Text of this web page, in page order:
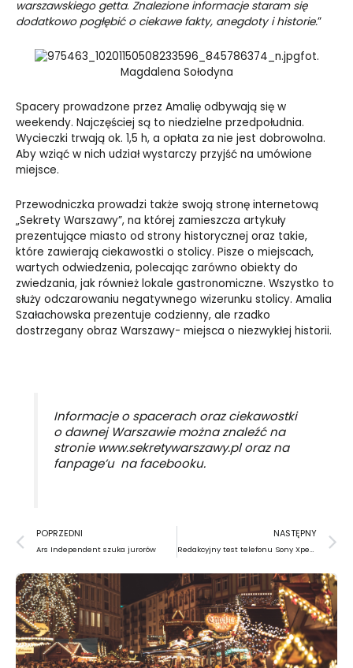
warszawskiego getta. Znalezione informacje staram się
dodatkowo pogłębić o ciekawe fakty, anegdoty i historie.”
fot.
Magdalena Sołodyna
Spacery prowadzone przez Amalię odbywają się w
weekendy. Najczęściej są to niedzielne przedpołudnia.
Wycieczki trwają ok. 1,5 h, a opłata za nie jest dobrowolna.
Aby wziąć w nich udział wystarczy przyjść na umówione
miejsce.
Przewodniczka prowadzi także swoją stronę internetową
„Sekrety Warszawy”, na której zamieszcza artykuły
prezentujące miasto od strony historycznej oraz takie,
które zawierają ciekawostki o stolicy. Pisze o miejscach,
wartych odwiedzenia, polecając zarówno obiekty do
zwiedzania, jak również lokale gastronomiczne. Wszystko to
służy odczarowaniu negatywnego wizerunku stolicy. Amalia
Szałachowska prezentuje codzienny, ale rzadko
dostrzegany obraz Warszawy- miejsca o niezwykłej historii.
Informacje o spacerach oraz ciekawostki
o dawnej Warszawie można znaleźć na
stronie www.sekretywarszawy.ploraz na
fanpage’u na facebooku.
Prev
POPRZEDNI
Ars Independent szuka jurorów
NASTĘPNY
Redakcyjny test telefonu Sony Xperia S